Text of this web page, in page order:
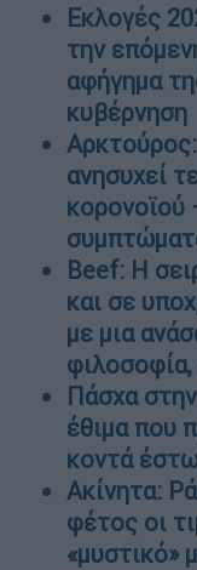
Εκλογές
την
αφήγημα
κυβέρνηση
ανησυχεί
κορονοϊού
Beef: Η
και σε
με μια
Πάσχα
έθιμα που
κοντά
Ακίνητα:
φέτος οι
«μυστικό»